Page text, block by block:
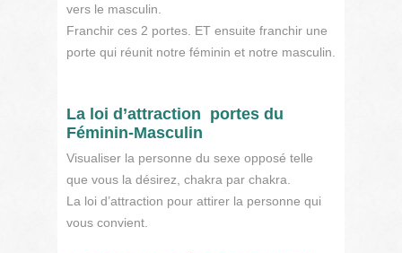
vers le masculin.
Franchir ces 2 portes. ET ensuite franchir une
porte qui réunit notre féminin et notre masculin.
La loi d’attraction portes du
Féminin-Masculin
Visualiser la personne du sexe opposé telle
que vous la désirez, chakra par chakra.
La loi d’attraction pour attirer la personne qui
vous convient.